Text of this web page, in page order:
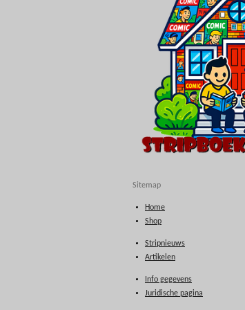
Sitemap
Home
Shop
Stripnieuws
Artikelen
Info gegevens
Juridische pagina